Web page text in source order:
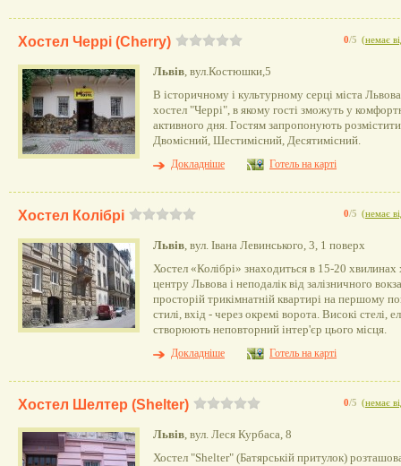
0/5 (немає
Хостел Черрі (Cherry)
Львів, вул.Костюшки,5
В історичному і культурному серці міста
хостел "Черрі", в якому гості зможуть у
активного дня. Гостям запропонують
Двомісний, Шестимісний, Десятимісний.
Докладніше
Готель на карті
0/5 (немає
Хостел Колібрі
Львів, вул. Івана Левинського, 3, 1 поверх
Хостел «Колібрі» знаходиться в 15-20 хвилинах
центру Львова і неподалік від залізничного
просторій трикімнатній квартирі на першому
стилі, вхід - через окремі ворота. Високі стелі,
створюють неповторний інтер'єр цього місця.
Докладніше
Готель на карті
0/5 (немає
Хостел Шелтер (Shelter)
Львів, вул. Леся Курбаса, 8
Хостел "Shelter" (Батярській притулок)